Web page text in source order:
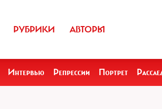
РУБРИКИ АВТОРЫ
Интервью Репрессии Портрет